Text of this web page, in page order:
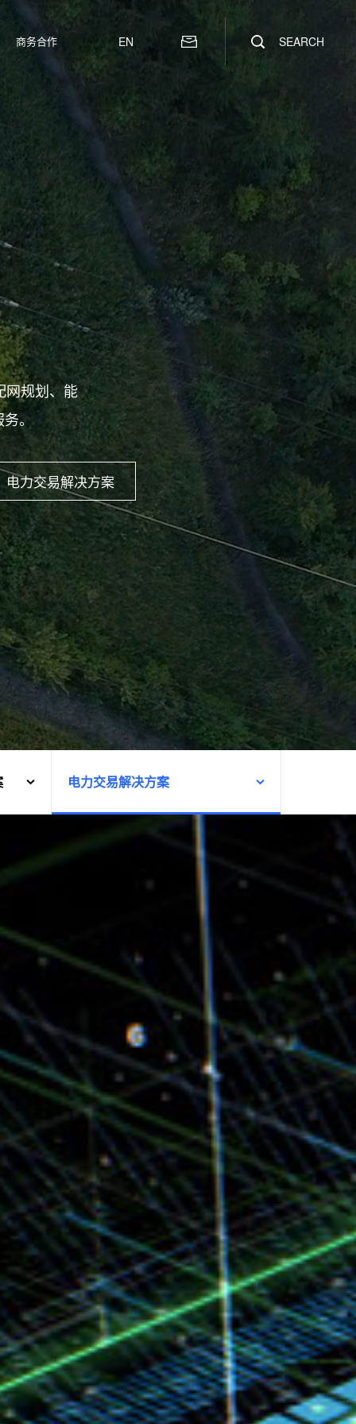
商务合作 SEARCH
EN
网规划、能
务。
电力交易解决方案
电力交易解决方案